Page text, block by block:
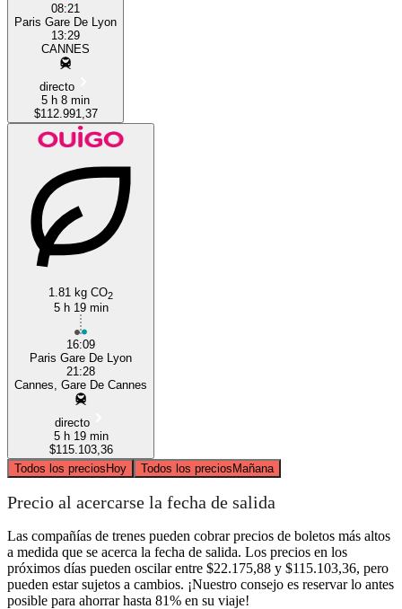
08:21
Paris Gare De Lyon
13:29
CANNES
directo
5 h 8 min
$112.991,37
1.81 kg CO2
5 h 19 min
16:09
Paris Gare De Lyon
21:28
Cannes, Gare De Cannes
directo
5 h 19 min
$115.103,36
Todos los preciosHoy Todos los preciosMañana
Precio al acercarse la fecha de salida
Las compañías de trenes pueden cobrar precios de boletos más altos
a medida que se acerca la fecha de salida. Los precios en los
próximos días pueden oscilar entre $22.175,88 y $115.103,36, pero
pueden estar sujetos a cambios. ¡Nuestro consejo es reservar lo antes
posible para ahorrar hasta 81% en su viaje!